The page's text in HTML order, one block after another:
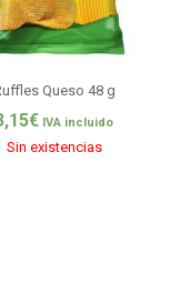
Queso 48 g
€ IVA incluido
Sin existencias